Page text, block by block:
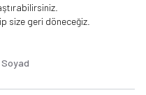
size geri döneceğiz.
Soyad